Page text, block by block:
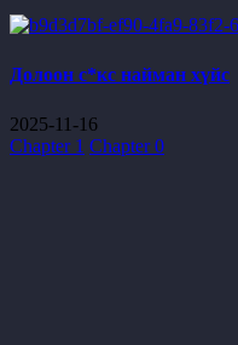
Долоон с*кс найман хүйс
2025-11-16
Chapter 1 Chapter 0